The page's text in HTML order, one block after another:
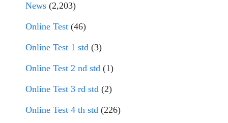
News (2,203)
Online Test (46)
Online Test 1 std (3)
Online Test 2 nd std (1)
Online Test 3 rd std (2)
Online Test 4 th std (226)